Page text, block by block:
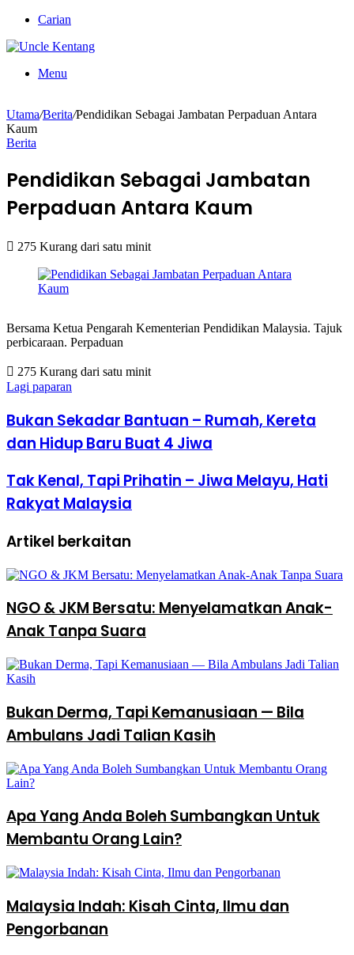
Carian
Menu
Utama/Berita/Pendidikan Sebagai Jambatan Perpaduan Antara
Kaum
Berita
Pendidikan Sebagai Jambatan
Perpaduan Antara Kaum
275 Kurang dari satu minit
Bersama Ketua Pengarah Kementerian Pendidikan Malaysia. Tajuk
perbicaraan. Perpaduan
275 Kurang dari satu minit
Lagi paparan
Bukan Sekadar Bantuan – Rumah, Kereta
dan Hidup Baru Buat 4 Jiwa
Tak Kenal, Tapi Prihatin – Jiwa Melayu, Hati
Rakyat Malaysia
Artikel berkaitan
NGO & JKM Bersatu: Menyelamatkan Anak-
Anak Tanpa Suara
Bukan Derma, Tapi Kemanusiaan — Bila
Ambulans Jadi Talian Kasih
Apa Yang Anda Boleh Sumbangkan Untuk
Membantu Orang Lain?
Malaysia Indah: Kisah Cinta, Ilmu dan
Pengorbanan